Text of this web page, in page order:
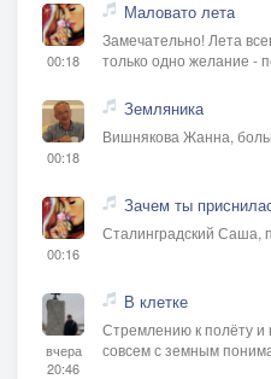
Веничком березовым
А потом с пивасом на
Сёма, я тебе всю
Все продал бы и купил
И рванул в Мытищи,
И кредитов, знаешь
Да и Софа спа-салон
Это тоже нужно ведь
00:18
Маловато лета
Замечательно! Лета
только одно желание -
00:18
Земляника
Вишнякова Жанна,
00:16
Зачем ты
Сталинградский Саша,
вчера
20:46
В клетке
Стремлению к полёту и
совсем с земным